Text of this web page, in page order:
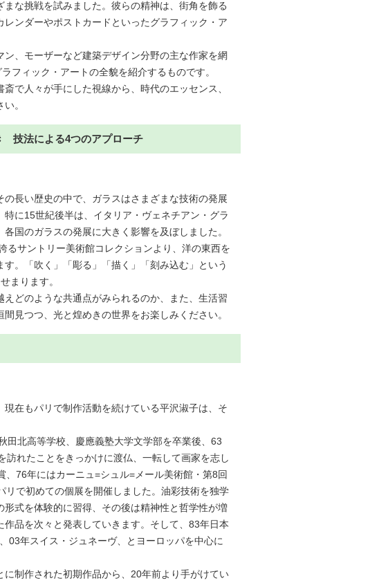
な挑戦を試みました。彼らの精神は、街角を飾る
ンダーやポストカードといったグラフィック・ア
、モーザーなど建築デザイン分野の主な作家を網
フィック・アートの全貌を紹介するものです。
で人々が手にした視線から、時代のエッセンス、
。
技法による4つのアプローチ
長い歴史の中で、ガラスはさまざまな技術の発展
に15世紀後半は、イタリア・ヴェネチアン・グラ
国のガラスの発展に大きく影響を及ぼしました。
るサントリー美術館コレクションより、洋の東西を
。「吹く」「彫る」「描く」「刻み込む」という
まります。
どのような共通点がみられるのか、また、生活習
見つつ、光と煌めきの世界をお楽しみください。
在もパリで制作活動を続けている平沢淑子は、そ
田北高等学校、慶應義塾大学文学部を卒業後、63
れたことをきっかけに渡仏、一転して画家を志し
76年にはカーニュ=シュル=メール美術館・第8回
リで初めての個展を開催しました。油彩技術を独学
式を体験的に習得、その後は精神性と哲学性が増
品を次々と発表していきます。そして、83年日本
03年スイス・ジュネーヴ、とヨーロッパを中心に
制作された初期作品から、20年前より手がけてい